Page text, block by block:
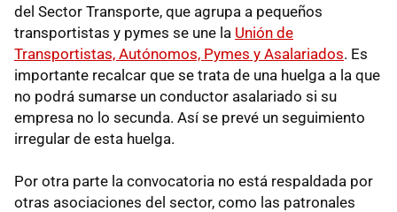
del Sector Transporte, que agrupa a pequeños
transportistas y pymes se une la Unión de
Transportistas, Autónomos, Pymes y Asalariados. Es
importante recalcar que se trata de una huelga a la que
no podrá sumarse un conductor asalariado si su
empresa no lo secunda. Así se prevé un seguimiento
irregular de esta huelga.
Por otra parte la convocatoria no está respaldada por
otras asociaciones del sector, como las patronales